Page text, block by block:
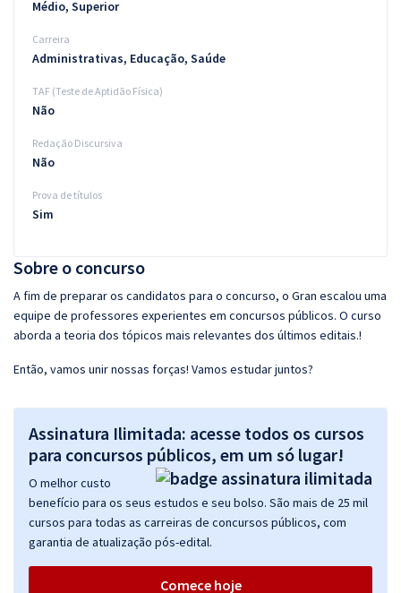
Sobre o concurso
A fim de preparar os candidatos para o concurso, o Gran escalou uma
equipe de professores experientes em concursos públicos. O curso
aborda a teoria dos tópicos mais relevantes dos últimos editais.!
Então, vamos unir nossas forças! Vamos estudar juntos?
Assinatura Ilimitada: acesse todos os cursos
para concursos públicos, em um só lugar!
O melhor custo
benefício para os seus estudos e seu bolso. São mais de 25 mil
cursos para todas as carreiras de concursos públicos, com
garantia de atualização pós-edital.
Comece hoje
Médio, Superior
Carreira
Administrativas, Educação, Saúde
TAF (Teste de Aptidão Física)
Não
Redação Discursiva
Não
Prova de títulos
Sim